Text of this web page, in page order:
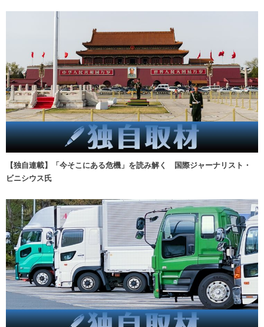
【独自連載】「今そこにある危機」を読み解く 国際ジャーナリスト・
ビニシウス氏